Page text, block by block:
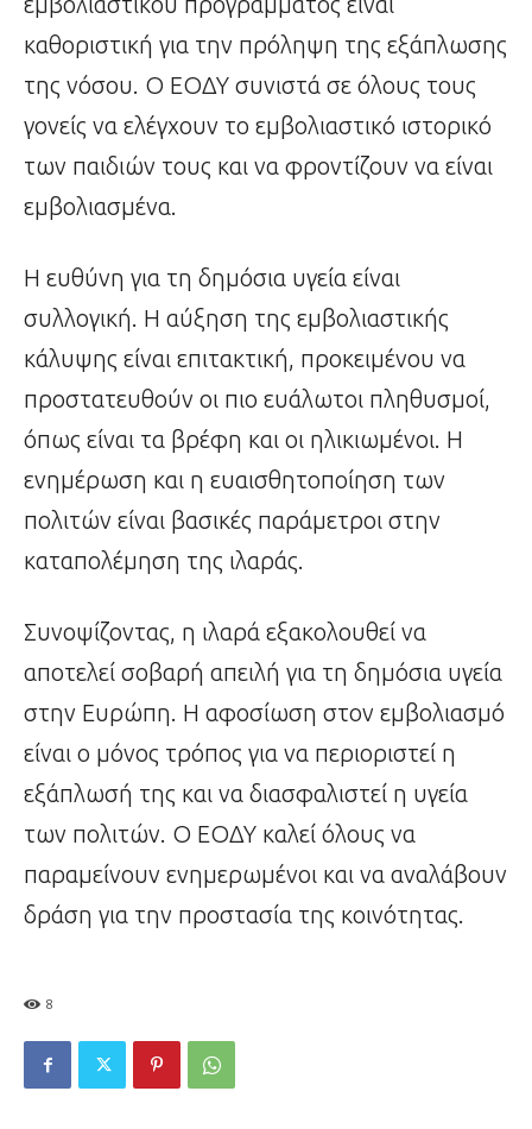
καθοριστική για την πρόληψη της εξάπλωσης
της νόσου. Ο ΕΟΔΥ συνιστά σε όλους τους
γονείς να ελέγχουν το εμβολιαστικό ιστορικό
των παιδιών τους και να φροντίζουν να είναι
εμβολιασμένα.
Η ευθύνη για τη δημόσια υγεία είναι
συλλογική. Η αύξηση της εμβολιαστικής
κάλυψης είναι επιτακτική, προκειμένου να
προστατευθούν οι πιο ευάλωτοι πληθυσμοί,
όπως είναι τα βρέφη και οι ηλικιωμένοι. Η
ενημέρωση και η ευαισθητοποίηση των
πολιτών είναι βασικές παράμετροι στην
καταπολέμηση της ιλαράς.
Συνοψίζοντας, η ιλαρά εξακολουθεί να
αποτελεί σοβαρή απειλή για τη δημόσια υγεία
στην Ευρώπη. Η αφοσίωση στον εμβολιασμό
είναι ο μόνος τρόπος για να περιοριστεί η
εξάπλωσή της και να διασφαλιστεί η υγεία
των πολιτών. Ο ΕΟΔΥ καλεί όλους να
παραμείνουν ενημερωμένοι και να αναλάβουν
δράση για την προστασία της κοινότητας.
8